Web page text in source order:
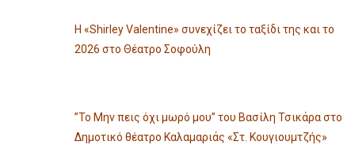
Η «Shirley Valentine» συνεχίζει το ταξίδι της και το
2026 στο Θέατρο Σοφούλη
”Το Μην πεις όχι μωρό μου” του Βασίλη Τσικάρα στο
Δημοτικό θέατρο Καλαμαριάς «Στ. Κουγιουμτζής»